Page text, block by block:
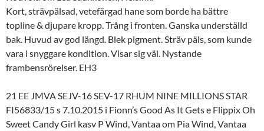
Kort, strävpälsad, vetefärgad hane som borde ha bättre
topline & djupare kropp. Trång i fronten. Ganska underställd
bak. Huvud av god längd. Blek pigment. Sträv päls, som kunde
vara i snyggare kondition. Visar sig väl. Nystande
frambensrörelser. EH3
21 EE JMVA SEJV-16 SEV-17 RHUM NINE MILLIONS STAR
FI56833/15 s 7.10.2015 i Fionn’s Good As It Gets e Flippix Oh
Sweet Candy Girl kasv P Wind, Vantaa om Pia Wind, Vantaa